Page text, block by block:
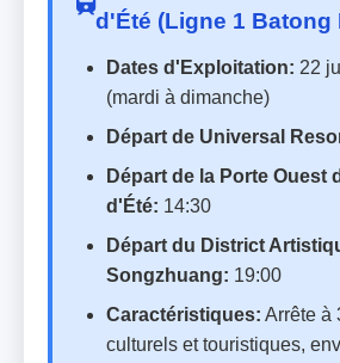
d'Été (Ligne 1 Batong
Dates d'Exploitation: 22
(mardi à dimanche)
Départ de Universal
Départ de la Porte Ouest
d'Été: 14:30
Départ du District
Songzhuang: 19:00
Caractéristiques: Arrête à
culturels et touristiques,